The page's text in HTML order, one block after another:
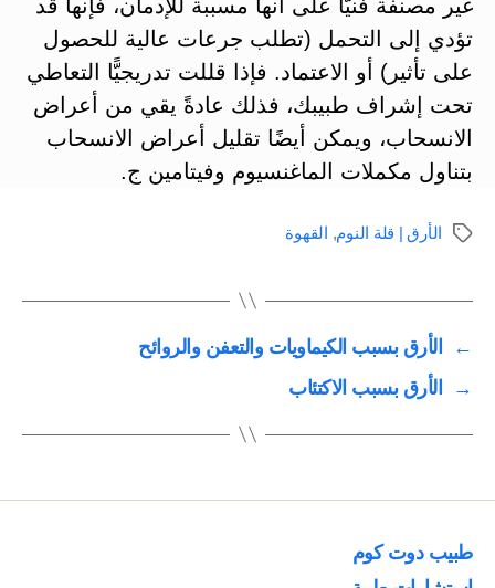
غير مصنفة فنيًّا على أنها مسببة للإدمان، فإنها قد
تؤدي إلى التحمل (تطلب جرعات عالية للحصول
على تأثير) أو الاعتماد. فإذا قللت تدريجيًّا التعاطي
تحت إشراف طبيبك، فذلك عادةً يقي من أعراض
الانسحاب، ويمكن أيضًا تقليل أعراض الانسحاب
بتناول مكملات الماغنسيوم وفيتامين ج.
الوسومالأرق | قلة النوم, القهوة
←
الأرق بسبب الكيماويات والتعفن والروائح
→
الأرق بسبب الاكتئاب
طبيب دوت كوم